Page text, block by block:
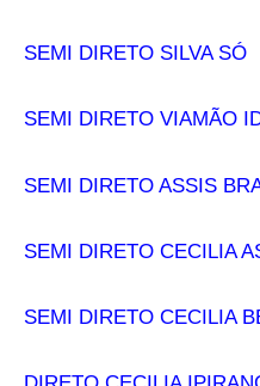
SEMI DIRETO SILVA SÓ
SEMI DIRETO VIAMÃO
SEMI DIRETO ASSIS
SEMI DIRETO CECILIA
SEMI DIRETO CECILIA